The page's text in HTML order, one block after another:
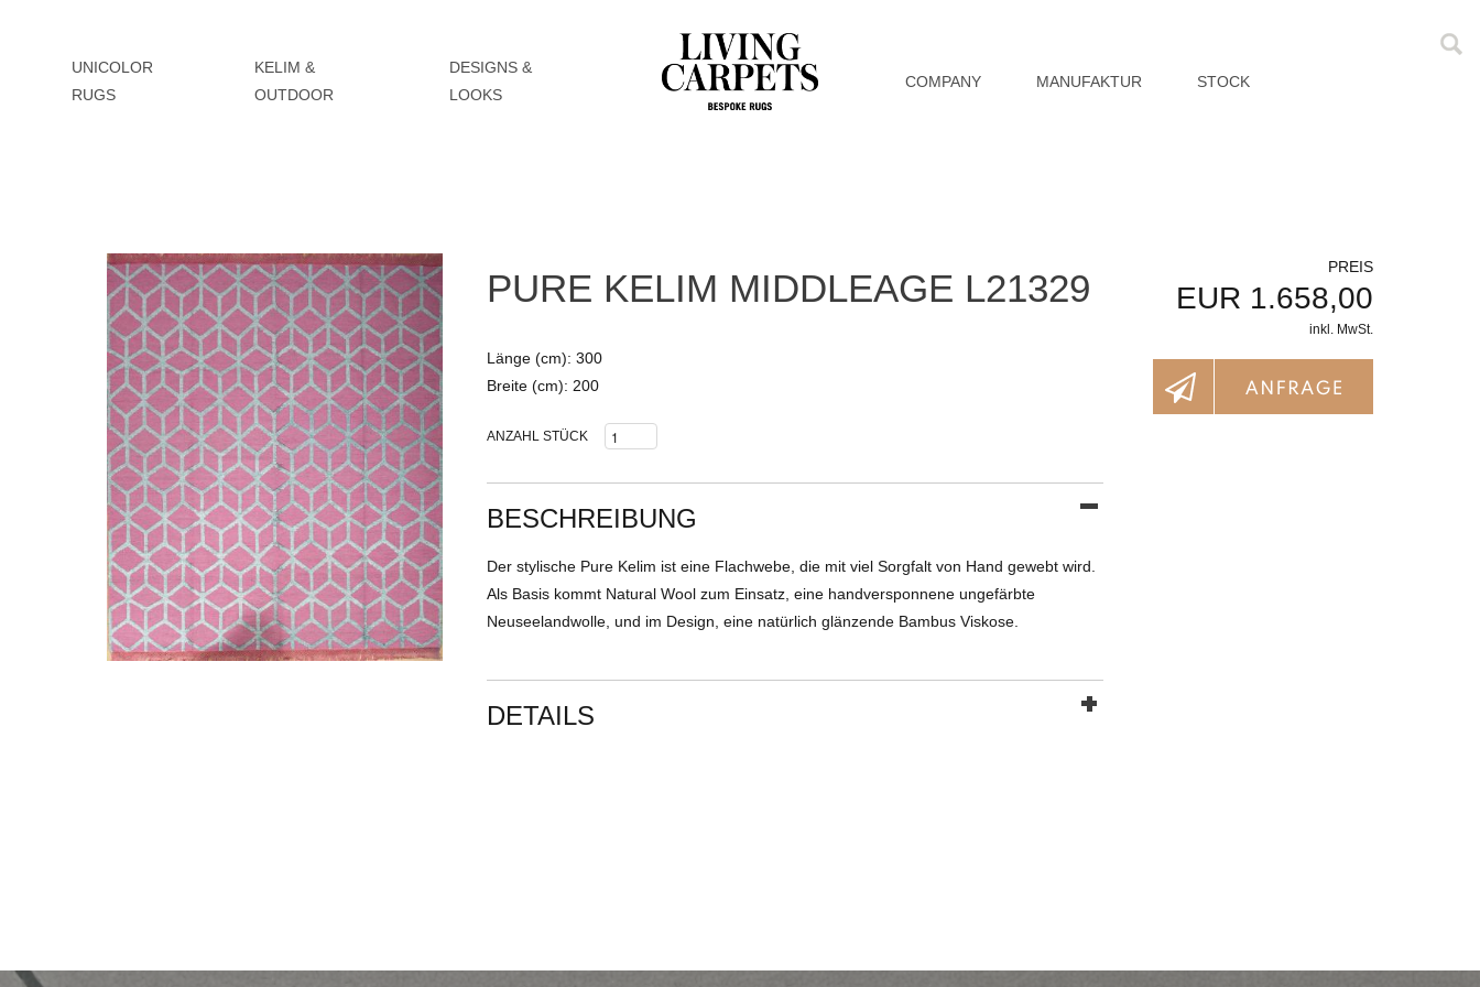
UNICOLOR
RUGS
KELIM &
OUTDOOR
DESIGNS &
LOOKS
COMPANY MANUFAKTUR STOCK
PURE KELIM MIDDLEAGE L21329
Länge (cm): 300
Breite (cm): 200
ANZAHL STÜCK
BESCHREIBUNG
Der stylische Pure Kelim ist eine Flachwebe, die mit viel Sorgfalt von Hand gewebt wird.
Als Basis kommt Natural Wool zum Einsatz, eine handversponnene ungefärbte
Neuseelandwolle, und im Design, eine natürlich glänzende Bambus Viskose.
DETAILS
PREIS
EUR 1.658,00
inkl. MwSt.